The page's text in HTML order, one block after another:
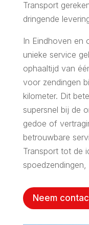
Transport
dringende
In Eindhoven en
unieke service
ophaaltijd van
voor zendingen
kilometer. Dit
supersnel bij de
gedoe of
betrouwbare
Transport tot de
Neem